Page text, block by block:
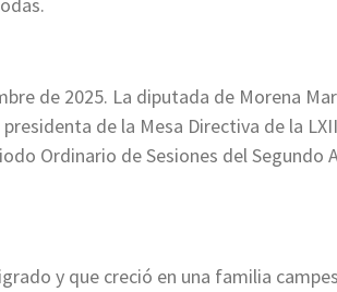
de 2025. La diputada de Morena
de la Mesa Directiva de la
Ordinario de Sesiones del Segundo
y que creció en una familia